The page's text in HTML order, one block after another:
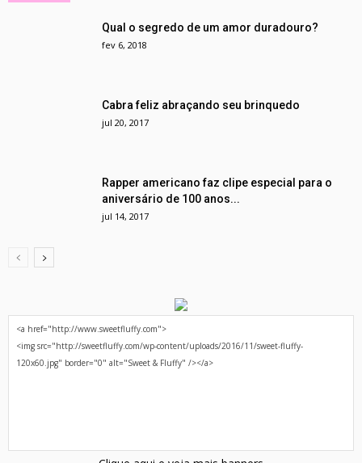
Qual o segredo de um amor duradouro?
fev 6, 2018
Cabra feliz abraçando seu brinquedo
jul 20, 2017
Rapper americano faz clipe especial para o
aniversário de 100 anos...
jul 14, 2017